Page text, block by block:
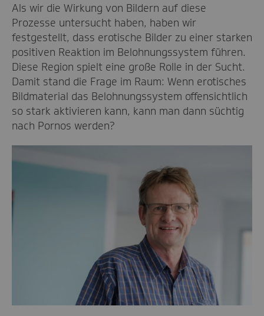
Als wir die Wirkung von Bildern auf diese
Prozesse untersucht haben, haben wir
festgestellt, dass erotische Bilder zu einer starken
positiven Reaktion im Belohnungssystem führen.
Diese Region spielt eine große Rolle in der Sucht.
Damit stand die Frage im Raum: Wenn erotisches
Bildmaterial das Belohnungssystem offensichtlich
so stark aktivieren kann, kann man dann süchtig
nach Pornos werden?